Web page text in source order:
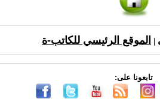
الموقع الرئيسي للكاتب-ة
تابعونا على: